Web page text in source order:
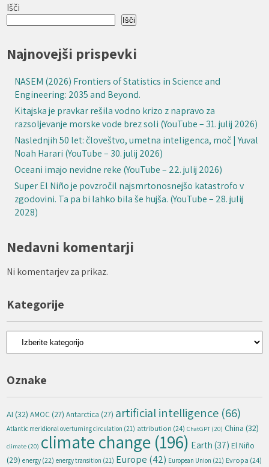
Išči
Išči
Najnovejši prispevki
NASEM (2026) Frontiers of Statistics in Science and
Engineering: 2035 and Beyond.
Kitajska je pravkar rešila vodno krizo z napravo za
razsoljevanje morske vode brez soli (YouTube – 31. julij 2026)
Naslednjih 50 let: človeštvo, umetna inteligenca, moč | Yuval
Noah Harari (YouTube – 30. julij 2026)
Oceani imajo nevidne reke (YouTube – 22. julij 2026)
Super El Niño je povzročil najsmrtonosnejšo katastrofo v
zgodovini. Ta pa bi lahko bila še hujša. (YouTube – 28. julij
2028)
Nedavni komentarji
Ni komentarjev za prikaz.
Kategorije
Kategorije
Oznake
AI (32) AMOC (27) Antarctica (27) artificial intelligence (66)
Atlantic meridional overturning circulation (21) attribution (24) ChatGPT (20) China (32)
climate (20) climate change (196) Earth (37) El Niño
(29) energy (22) energy transition (21) Europe (42) European Union (21) Evropa (24)